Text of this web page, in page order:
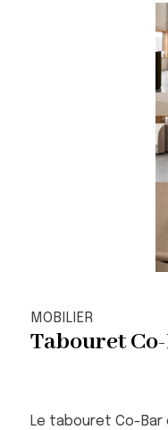
MOBILIER
Tabouret
Le tabouret Co-Bar